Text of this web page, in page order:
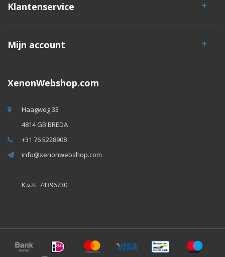
Klantenservice
Mijn account
XenonWebshop.com
Haagweg 33
4814 GB BREDA
+31 76 5228908
info@xenonwebshop.com
K.v.K. 74396730